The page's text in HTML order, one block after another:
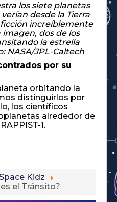
los siete planetas
verían desde la Tierra
increíblemente
dos de los
la estrella
NASA/JPL-Caltech
por su
orbitando la
distinguirlos por
los científicos
alrededor de
1.
Kidz
el Tránsito?